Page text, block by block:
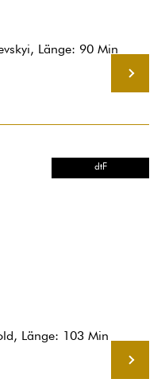
Länge: 90 Min
dtF
Länge: 103 Min